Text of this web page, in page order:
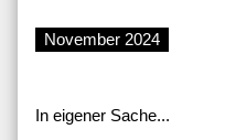
November 2024
In eigener Sache...